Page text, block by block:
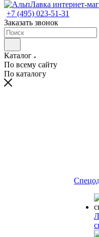
+7 (495) 023-51-31
Заказать звонок
Каталог
По всему сайту
По каталогу